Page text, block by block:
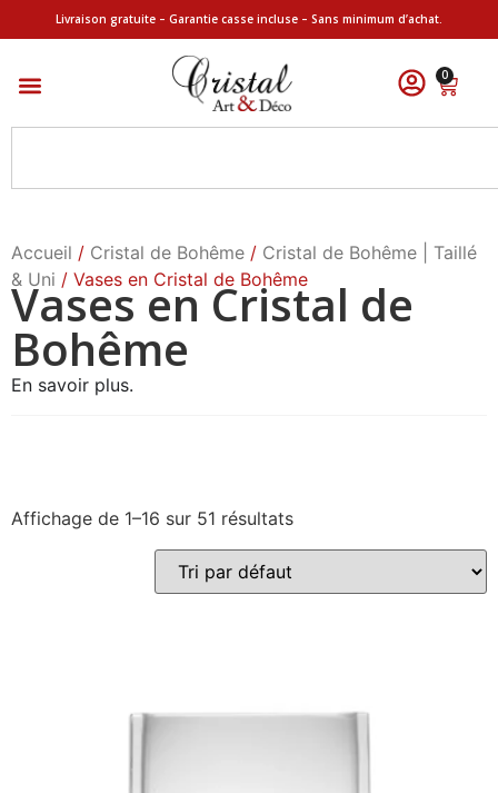
Livraison gratuite – Garantie casse incluse – Sans minimum d’achat.
0
Accueil / Cristal de Bohême / Cristal de Bohême | Taillé
& Uni / Vases en Cristal de Bohême
Vases en Cristal de
Bohême
En savoir plus.
Affichage de 1–16 sur 51 résultats